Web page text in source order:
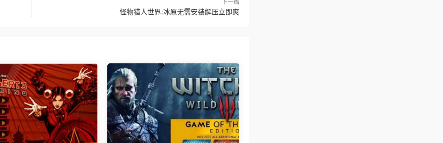
下一篇
怪物猎人世界:冰原无需安装解压立即爽